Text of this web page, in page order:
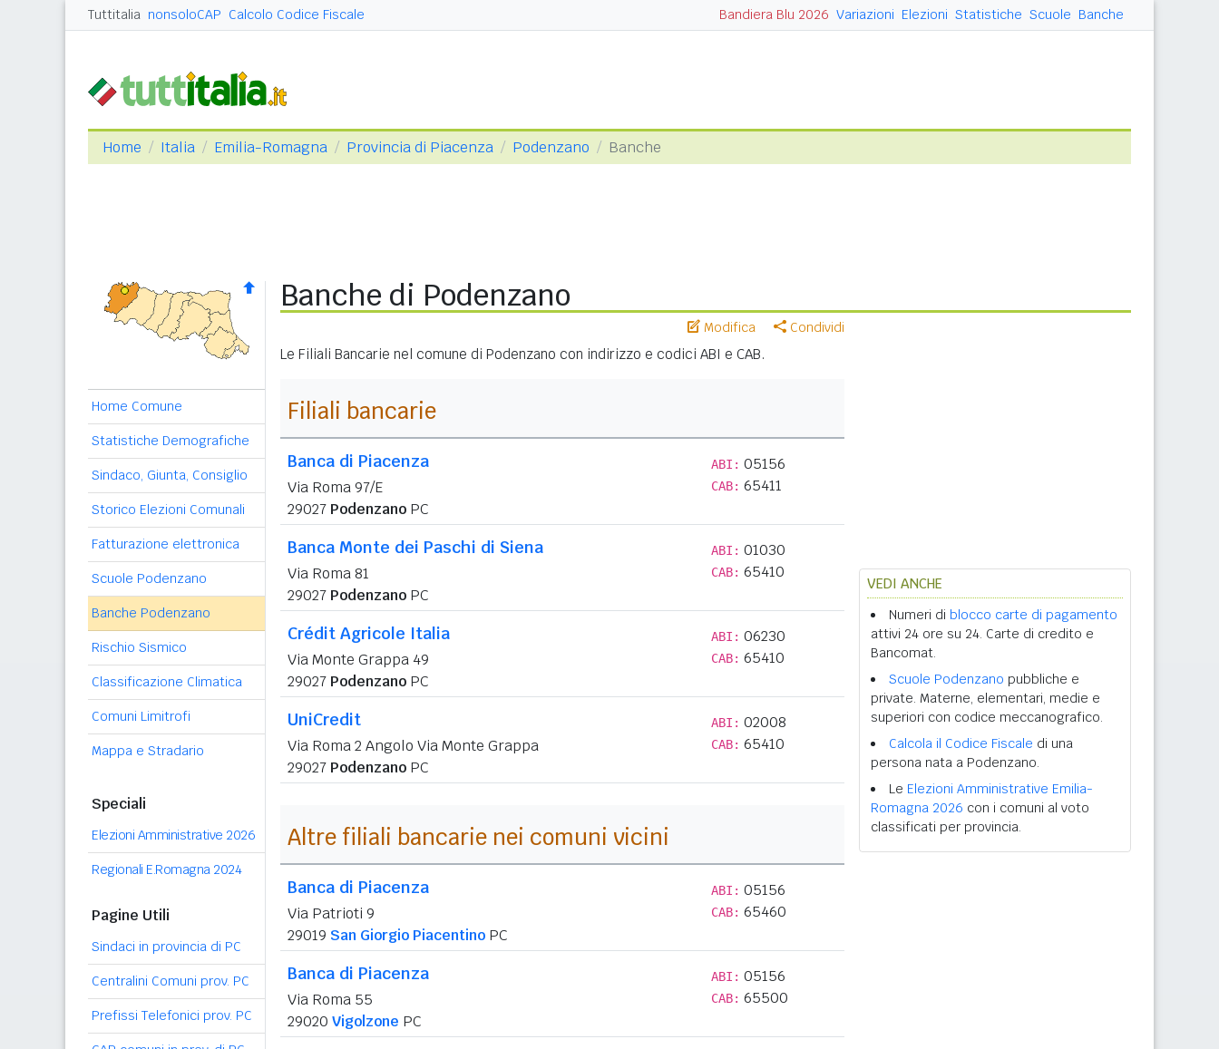
Tuttitalia nonsoloCAP Calcolo Codice Fiscale Bandiera Blu 2026 Variazioni Elezioni Statistiche Scuole Banche
Home Italia Emilia-Romagna Provincia di Piacenza Podenzano Banche
Home Comune
Statistiche Demografiche
Sindaco, Giunta, Consiglio
Storico Elezioni Comunali
Fatturazione elettronica
Scuole Podenzano
Banche Podenzano
Rischio Sismico
Classificazione Climatica
Comuni Limitrofi
Mappa e Stradario
Speciali
Elezioni Amministrative 2026
Regionali E.Romagna 2024
Pagine Utili
Sindaci in provincia di PC
Centralini Comuni prov. PC
Prefissi Telefonici prov. PC
Banche di Podenzano
Modifica Condividi
Le Filiali Bancarie nel comune di Podenzano con indirizzo e codici ABI e CAB.
Filiali bancarie
Banca di Piacenza
Via Roma 97/E
29027 Podenzano PC
ABI: 05156
CAB: 65411
Banca Monte dei Paschi di Siena
Via Roma 81
29027 Podenzano PC
ABI: 01030
CAB: 65410
Crédit Agricole Italia
Via Monte Grappa 49
29027 Podenzano PC
ABI: 06230
CAB: 65410
UniCredit
Via Roma 2 Angolo Via Monte Grappa
29027 Podenzano PC
ABI: 02008
CAB: 65410
Altre filiali bancarie nei comuni vicini
Banca di Piacenza
Via Patrioti 9
29019 San Giorgio Piacentino PC
ABI: 05156
CAB: 65460
Banca di Piacenza
Via Roma 55
29020 Vigolzone PC
ABI: 05156
CAB: 65500
VEDI ANCHE
Numeri di blocco carte di pagamento
attivi 24 ore su 24. Carte di credito e
Bancomat.
Scuole Podenzano pubbliche e
private. Materne, elementari, medie e
superiori con codice meccanografico.
Calcola il Codice Fiscale di una
persona nata a Podenzano.
Le Elezioni Amministrative Emilia-
Romagna 2026 con i comuni al voto
classificati per provincia.